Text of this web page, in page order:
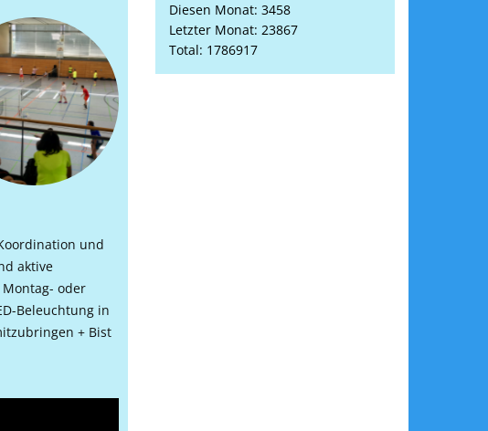
und
aktive
oder
Beleuchtung in
+ Bist
Diesen Monat: 3458
Letzter Monat: 23867
Total: 1786917